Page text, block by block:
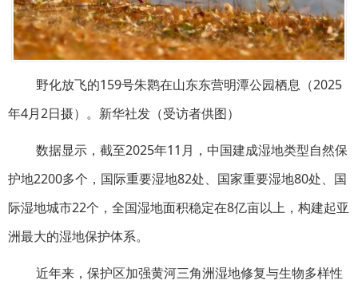
野化放飞的159号朱鹮在山东东营明潭公园栖息（2025
年4月2日摄）。新华社发（受访者供图）
数据显示，截至2025年11月，中国建成湿地类型自然保
护地2200多个，国际重要湿地82处、国家重要湿地80处、国
际湿地城市22个，全国湿地面积稳定在8亿亩以上，构建起亚
洲最大的湿地保护体系。
近年来，保护区加强黄河三角洲湿地修复与生物多样性